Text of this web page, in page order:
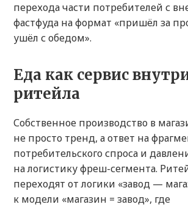
перехода части потребителей с
фастфуда на формат «пришёл за
ушёл с обедом».
Еда как сервис
ритейла
Собственное производство в
не просто тренд, а ответ на
потребительского спроса и
на логистику фреш-сегмента.
переходят от логики «завод —
к модели «магазин = завод», где